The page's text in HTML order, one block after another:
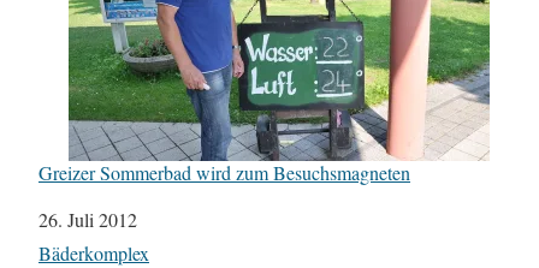
Greizer Sommerbad wird zum Besuchsmagneten
Datum
26. Juli 2012
In Bezug auf
Bäderkomplex